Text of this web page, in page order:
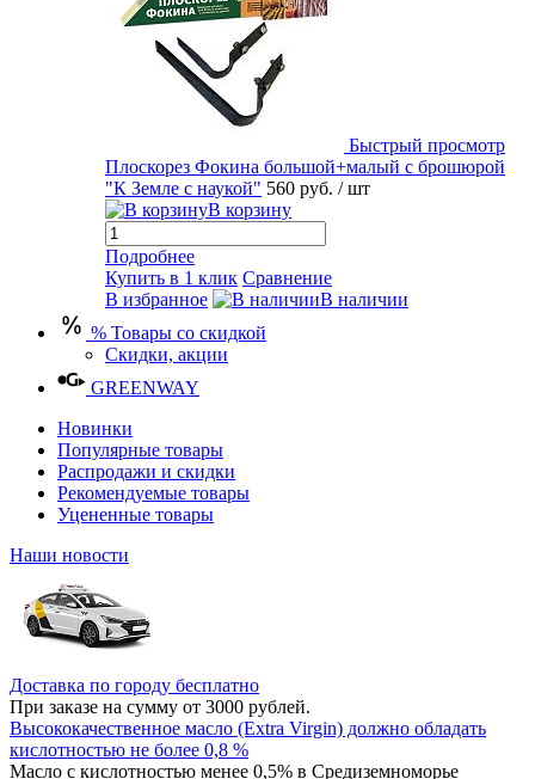
Быстрый просмотр
Плоскорез Фокина большой+малый с брошюрой
"К Земле с наукой" 560 руб. / шт
В корзину
Подробнее
Купить в 1 клик Сравнение
В избранное
В наличии
% Товары со скидкой
Скидки, акции
GREENWAY
Новинки
Популярные товары
Распродажи и скидки
Рекомендуемые товары
Уцененные товары
Наши новости
Доставка по городу бесплатно
При заказе на сумму от 3000 рублей.
Высококачественное масло (Extra Virgin) должно обладать
кислотностью не более 0,8 %
Масло с кислотностью менее 0,5% в Средиземноморье